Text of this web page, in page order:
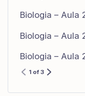
Biologia – Aula
Biologia – Aula
Biologia – Aula
1 of 3